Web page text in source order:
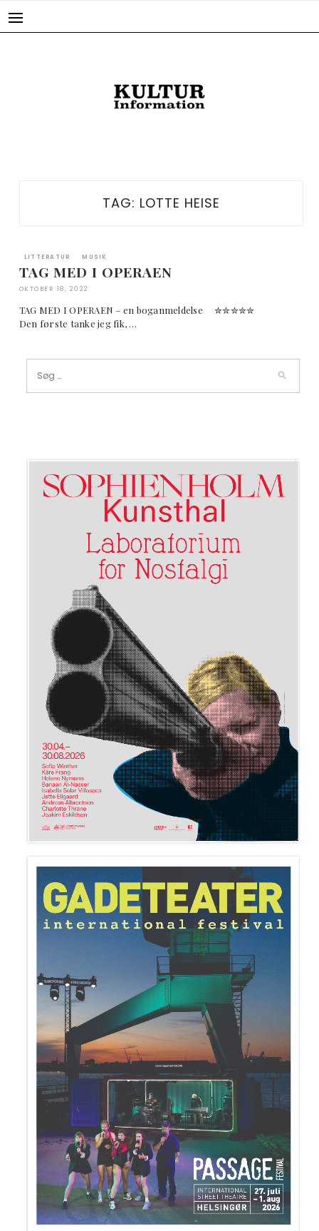
TAG: LOTTE HEISE
LITTERATUR MUSIK
TAG MED I OPERAEN
OKTOBER 18, 2022
TAG MED I OPERAEN – en boganmeldelse ✮✮✮✮✮
Den første tanke jeg fik, …